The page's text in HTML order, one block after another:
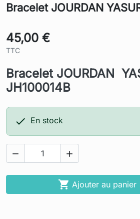
Bracelet JOURDAN
45,00 €
TTC
Bracelet JOURDAN
JH100014B
 En stock
 
 Ajouter au panier